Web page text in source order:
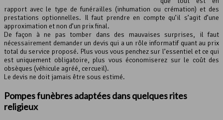
rapport avec le type de funérailles (inhumation ou crémation) et des
prestations optionnelles. Il faut prendre en compte qu’il s’agit d’une
approximation et non d’un prix final.
De façon à ne pas tomber dans des mauvaises surprises, il faut
nécessairement demander un devis qui a un rôle informatif quant au prix
total du service proposé. Plus vous vous penchez sur l’essentiel et ce qui
est uniquement obligatoire, plus vous économiserez sur le coût des
obsèques (véhicule agréé, cercueil).
Le devis ne doit jamais être sous estimé.
Pompes funèbres adaptées dans quelques rites
religieux